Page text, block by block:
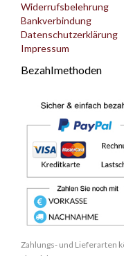
Widerrufsbelehrung
Bankverbindung
Datenschutzerklärung
Impressum
Bezahlmethoden
Zahlungs- und Lieferarten